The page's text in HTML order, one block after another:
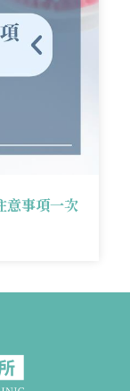
意事項一次